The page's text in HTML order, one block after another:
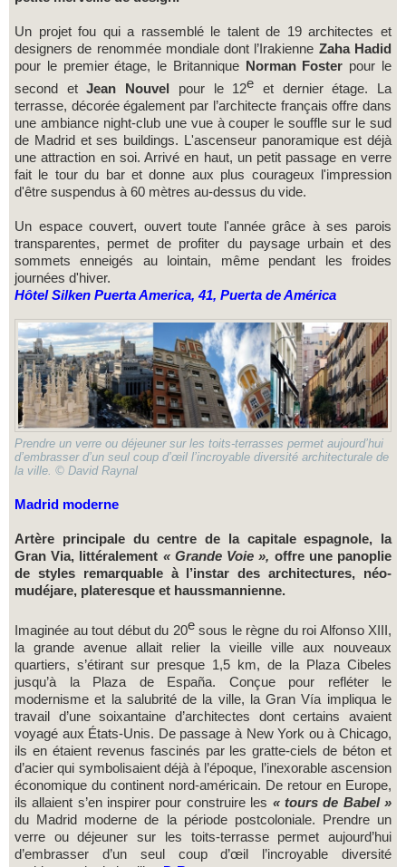
Un projet fou qui a rassemblé le talent de 19 architectes et
designers de renommée mondiale dont l’Irakienne Zaha Hadid
pour le premier étage, le Britannique Norman Foster pour le
second etJean Nouvel pour le 12e et dernier étage. La
terrasse, décorée également par l’architecte français offre dans
une ambiance night-club une vue à couper le souffle sur le sud
de Madrid et ses buildings. L'ascenseur panoramique est déjà
une attraction en soi. Arrivé en haut, un petit passage en verre
fait le tour du bar et donne aux plus courageux l'impression
d'être suspendus à 60 mètres au-dessus du vide.
Un espace couvert, ouvert toute l'année grâce à ses parois
transparentes, permet de profiter du paysage urbain et des
sommets enneigés au lointain, même pendant les froides
journées d'hiver.
Hôtel Silken Puerta America, 41, Puerta de América
Prendre un verre ou déjeuner sur les toits-terrasses permet aujourd’hui
d’embrasser d’un seul coup d’œil l’incroyable diversité architecturale de
la ville. © David Raynal
Madrid moderne
Artère principale du centre de la capitale espagnole, la
Gran Via, littéralement « Grande Voie », offre une panoplie
de styles remarquable à l’instar des architectures, néo-
mudéjare, plateresque et haussmannienne.
Imaginée au tout début du 20esous le règne du roi Alfonso XIII,
la grande avenue allait relier la vieille ville aux nouveaux
quartiers, s’étirant sur presque 1,5 km, de la Plaza Cibeles
jusqu’à la Plaza de España. Conçue pour refléter le
modernisme et la salubrité de la ville, la Gran Vía impliqua le
travail d’une soixantaine d’architectes dont certains avaient
voyagé aux États-Unis. De passage à New York ou à Chicago,
ils en étaient revenus fascinés par les gratte-ciels de béton et
d’acier qui symbolisaient déjà à l’époque, l’inexorable ascension
économique du continent nord-américain. De retour en Europe,
ils allaient s’en inspirer pour construire les « tours de Babel »
du Madrid moderne de la période postcoloniale. Prendre un
verre ou déjeuner sur les toits-terrasse permet aujourd’hui
d’embrasser d’un seul coup d’œil l’incroyable diversité